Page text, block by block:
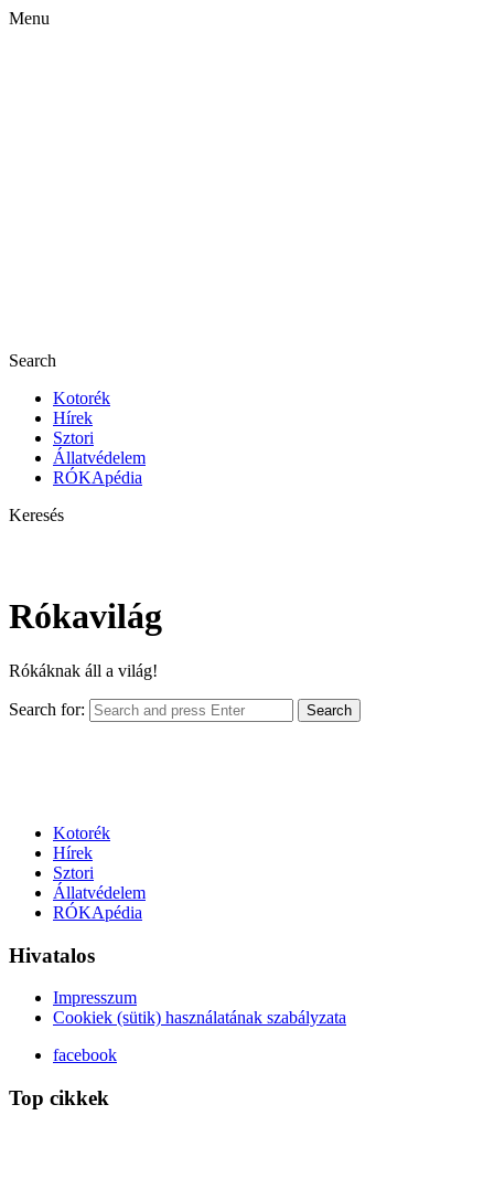
Menu
Search
Kotorék
Hírek
Sztori
Állatvédelem
RÓKApédia
Keresés
Rókavilág
Rókáknak áll a világ!
Search for: Search
Kotorék
Hírek
Sztori
Állatvédelem
RÓKApédia
Hivatalos
Impresszum
Cookiek (sütik) használatának szabályzata
facebook
Top cikkek